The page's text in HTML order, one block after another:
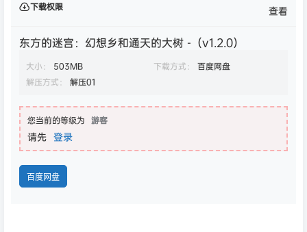
下载权限 查看
东方的迷宫：幻想乡和通天的大树 -（v1.2.0）
大小： 503MB 下载方式：
百度网盘
解压方式：
解压01
您当前的等级为 游客
请先 登录
百度网盘